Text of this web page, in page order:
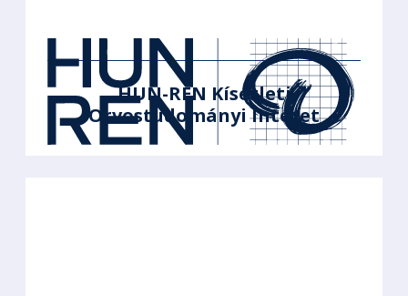
HUN-REN Kísérleti
Orvostudományi Intézet